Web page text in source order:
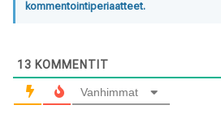
kommentointiperiaatteet.
13 KOMMENTIT
Vanhimmat